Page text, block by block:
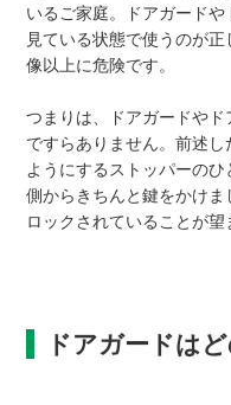
いるご家庭。ドアガードや
見ている状態で使うのが
像以上に危険です。
つまりは、ドアガードや
ですらありません。前述
ようにするストッパーの
側からきちんと鍵をかけ
ロックされていることが望
ドアガードは